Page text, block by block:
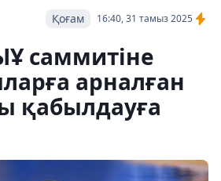
16:40, 31 тамыз 2025
Қоғам
саммитіне
арналған
қабылдауға